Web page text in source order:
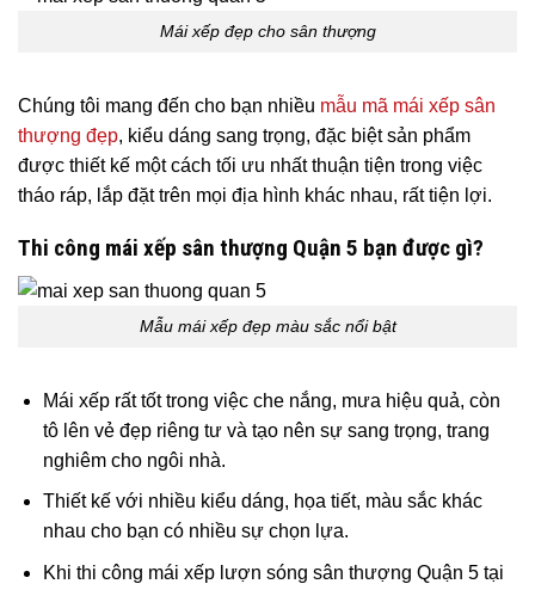
Mái xếp đẹp cho sân thượng
Chúng tôi mang đến cho bạn nhiều mẫu mã mái xếp sân
thượng đẹp, kiểu dáng sang trọng, đặc biệt sản phẩm
được thiết kế một cách tối ưu nhất thuận tiện trong việc
tháo ráp, lắp đặt trên mọi địa hình khác nhau, rất tiện lợi.
Thi công mái xếp sân thượng Quận 5 bạn được gì?
Mẫu mái xếp đẹp màu sắc nổi bật
Mái xếp rất tốt trong việc che nắng, mưa hiệu quả, còn
tô lên vẻ đẹp riêng tư và tạo nên sự sang trọng, trang
nghiêm cho ngôi nhà.
Thiết kế với nhiều kiểu dáng, họa tiết, màu sắc khác
nhau cho bạn có nhiều sự chọn lựa.
Khi thi công mái xếp lượn sóng sân thượng Quận 5 tại